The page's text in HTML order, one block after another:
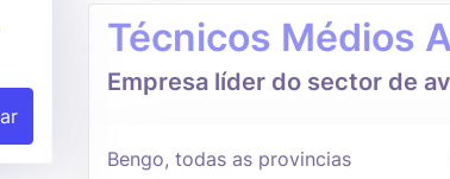
Técnicos Médios
Empresa líder do sector de
Bengo, todas as provincias